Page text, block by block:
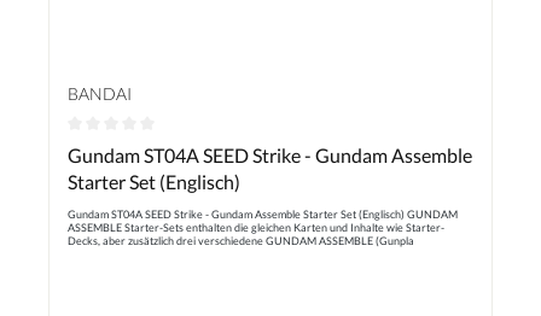
BANDAI
Durchschnittliche Bewertung von 0 von 5 Sternen
Gundam ST04A SEED Strike - Gundam Assemble
Starter Set (Englisch)
Gundam ST04A SEED Strike - Gundam Assemble Starter Set (Englisch) GUNDAM
ASSEMBLE Starter-Sets enthalten die gleichen Karten und Inhalte wie Starter-
Decks, aber zusätzlich drei verschiedene GUNDAM ASSEMBLE (Gunpla